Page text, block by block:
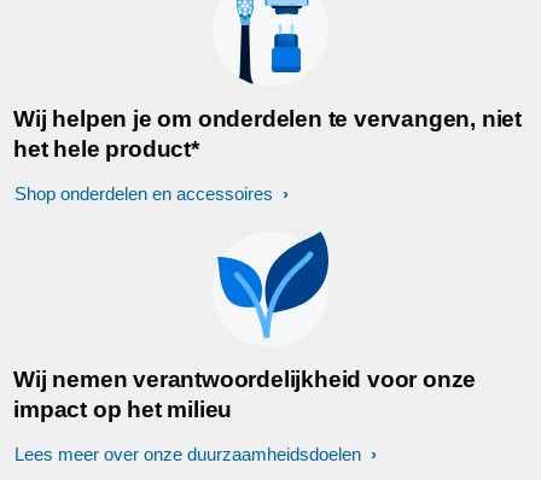
Wij helpen je om onderdelen te vervangen, niet
het hele product*
Shop onderdelen en accessoires
Wij nemen verantwoordelijkheid voor onze
impact op het milieu
Lees meer over onze duurzaamheidsdoelen